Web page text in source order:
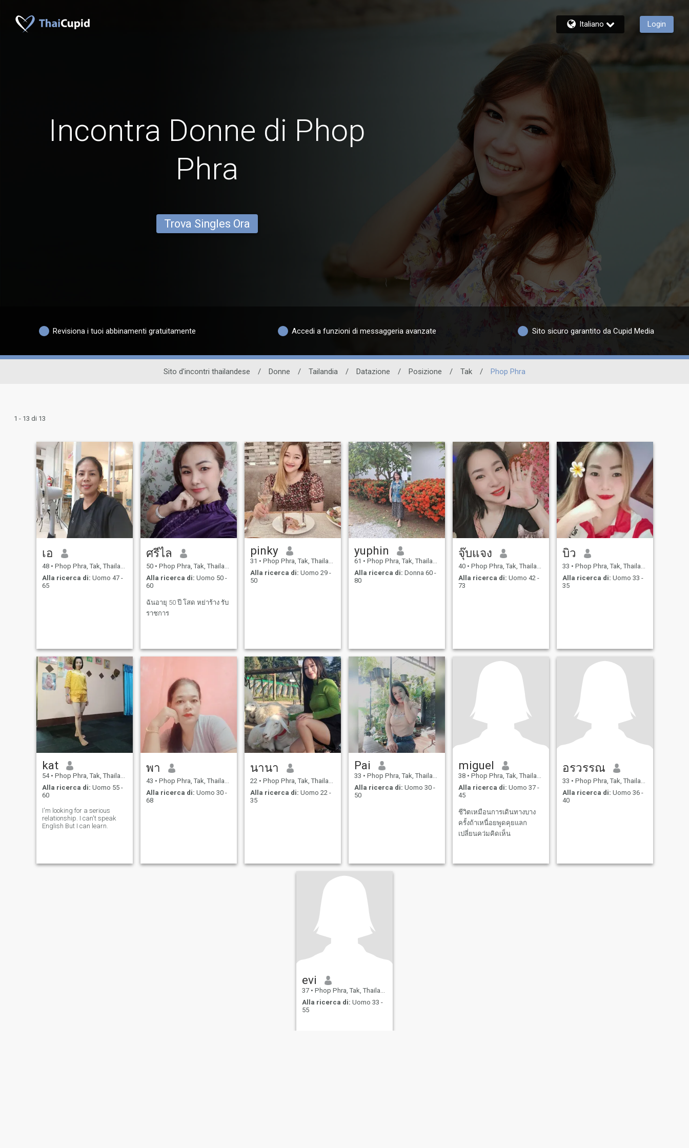
Italiano Login
Incontra Donne di Phop
Phra
Trova Singles Ora
Revisiona i tuoi abbinamenti gratuitamente Accedi a funzioni di messaggeria avanzate Sito sicuro garantito da Cupid Media
Sito d'incontri thailandese / Donne / Tailandia / Datazione / Posizione / Tak / Phop Phra
1 - 13 di 13
เอ
48 • Phop Phra, Tak, Thailandia
Alla ricerca di: Uomo 47 -
65
ศรีไล
50 • Phop Phra, Tak, Thailandia
Alla ricerca di: Uomo 50 -
60
ฉันอายุ 50 ปี โสด หย่าร้าง รับ
ราชการ
pinky
31 • Phop Phra, Tak, Thailandia
Alla ricerca di: Uomo 29 -
50
yuphin
61 • Phop Phra, Tak, Thailandia
Alla ricerca di: Donna 60 -
80
จุ๊บแจง
40 • Phop Phra, Tak, Thailandia
Alla ricerca di: Uomo 42 -
73
บิว
33 • Phop Phra, Tak, Thailandia
Alla ricerca di: Uomo 33 -
35
kat
54 • Phop Phra, Tak, Thailandia
Alla ricerca di: Uomo 55 -
60
I'm looking for a serious
relationship. I can't speak
English But I can learn.
พา
43 • Phop Phra, Tak, Thailandia
Alla ricerca di: Uomo 30 -
68
นานา
22 • Phop Phra, Tak, Thailandia
Alla ricerca di: Uomo 22 -
35
Pai
33 • Phop Phra, Tak, Thailandia
Alla ricerca di: Uomo 30 -
50
miguel
38 • Phop Phra, Tak, Thailandia
Alla ricerca di: Uomo 37 -
45
ชีวิตเหมือนการเดินทางบาง
ครั้งถ้าเหนื่อยพูดคุยแลก
เปลี่ยนคว่มคิดเห็น
อรวรรณ
33 • Phop Phra, Tak, Thailandia
Alla ricerca di: Uomo 36 -
40
evi
37 • Phop Phra, Tak, Thailandia
Alla ricerca di: Uomo 33 -
55